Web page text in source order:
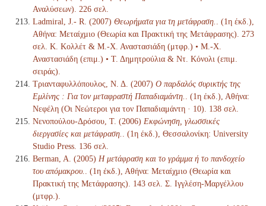
Αναλύσεων). 226 σελ.
Ladmiral, J.- R. (2007) Θεωρήματα για τη μετάφραση.
. (1η έκδ.),
Αθήνα: Μεταίχμιο (Θεωρία και Πρακτική της Μετάφρασης). 273
σελ. Κ. Κολλέτ & Μ.-Χ. Αναστασιάδη (μτφρ.) • Μ.-Χ.
Αναστασιάδη (επιμ.) • Τ. Δημητρούλια & Ντ. Κόνολι (επιμ.
σειράς).
Τριανταφυλλόπουλος, Ν. Δ. (2007) Ο παρδαλός συρικτής της
Εμλίνης : Για τον μεταφραστή Παπαδιαμάντη.
. (1η έκδ.), Αθήνα:
Νεφέλη (Οι Νεώτεροι για τον Παπαδιαμάντη · 10). 138 σελ.
Νενοπούλου-Δρόσου, Τ. (2006) Εκφώνηση, γλωσσικές
διεργασίες και μετάφραση.
. (1η έκδ.), Θεσσαλονίκη: University
Studio Press. 136 σελ.
Berman, A. (2005) Η μετάφραση και το γράμμα ή το πανδοχείο
του απόμακρου.
. (1η έκδ.), Αθήνα: Μεταίχμιο (Θεωρία και
Πρακτική της Μετάφρασης). 143 σελ. Σ. Ιγγλέση-Μαργέλλου
(μτφρ.).